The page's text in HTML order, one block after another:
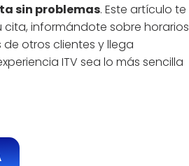
sin problemas. Este artículo te
informándote sobre horarios
otros clientes y llega
ITV sea lo más sencilla